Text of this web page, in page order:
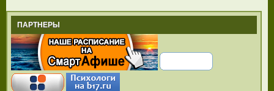
ПАРТНЕРЫ